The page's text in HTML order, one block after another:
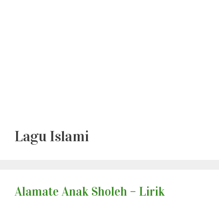
Lagu Islami
Alamate Anak Sholeh – Lirik